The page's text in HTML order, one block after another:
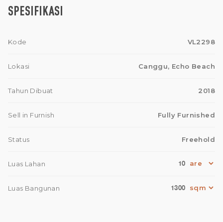
SPESIFIKASI
Kode VL2298
Lokasi Canggu, Echo Beach
Tahun Dibuat 2018
Sell in Furnish Fully Furnished
Status Freehold
Luas Lahan 10
Luas Bangunan 1300